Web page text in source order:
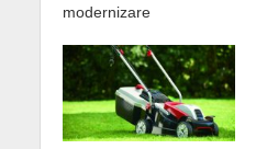
modernizare